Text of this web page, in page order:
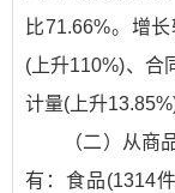
比71.66%。增
(上升110%)、合
计量(上升13.85%)
（二）从商
有：食品(1314